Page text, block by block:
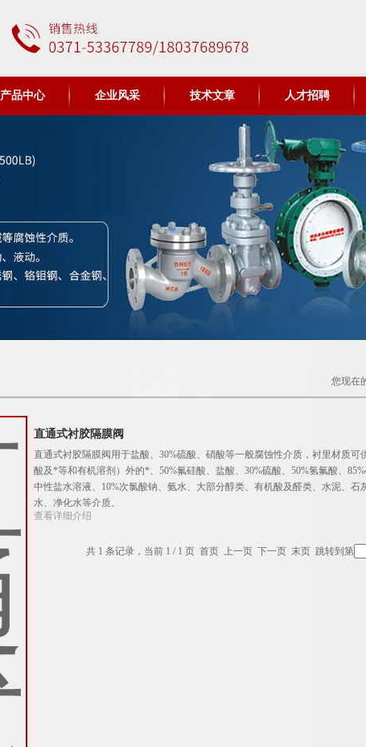
产品中心 企业风采 技术文章 人才招聘
您现在
直通式衬胶隔膜阀
直通式衬胶隔膜阀用于盐酸、30%硫酸、硝酸等一般腐蚀性介质，衬里材质
酸及*等和有机溶剂）外的*、50%氟硅酸、盐酸、30%硫酸、50%氢氟酸、
中性盐水溶液、10%次氯酸钠、氨水、大部分醇类、有机酸及醛类、水泥、
水、净化水等介质。
查看详细介绍
共 1 条记录，当前 1 / 1 页 首页 上一页 下一页 末页 跳转到第